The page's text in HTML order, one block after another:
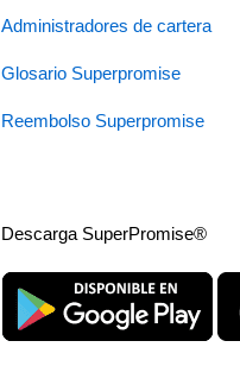
Administradores de cartera
Glosario Superpromise
Reembolso Superpromise
Descarga SuperPromise®